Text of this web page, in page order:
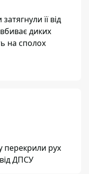
її від
диких
на сполох
перекрили рух
ДПСУ